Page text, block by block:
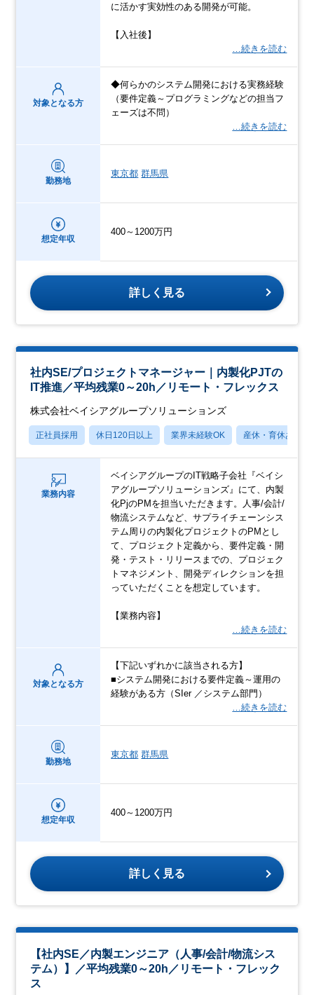
に活かす実効性のある開発が可能。
【入社後】
…続きを読む
対象となる方
◆何らかのシステム開発における実務経験
（要件定義～プログラミングなどの担当フ
ェーズは不問）
…続きを読む
勤務地
東京都 群馬県
想定年収
400～1200万円
詳しく見る
社内SE/プロジェクトマネージャー｜内製化PJTの
IT推進／平均残業0～20h／リモート・フレックス
株式会社ベイシアグループソリューションズ
正社員採用 休日120日以上 業界未経験OK 産休・育休あり
業務内容
ベイシアグループのIT戦略子会社『ベイシ
アグループソリューションズ』にて、内製
化PjのPMを担当いただきます。人事/会計/
物流システムなど、サプライチェーンシス
テム周りの内製化プロジェクトのPMとし
て、プロジェクト定義から、要件定義・開
発・テスト・リリースまでの、プロジェク
トマネジメント、開発ディレクションを担
っていただくことを想定しています。
【業務内容】
…続きを読む
対象となる方
【下記いずれかに該当される方】
■システム開発における要件定義～運用の
経験がある方（SIer ／システム部門）
…続きを読む
勤務地
東京都 群馬県
想定年収
400～1200万円
詳しく見る
【社内SE／内製エンジニア（人事/会計/物流シス
テム）】／平均残業0～20h／リモート・フレック
ス